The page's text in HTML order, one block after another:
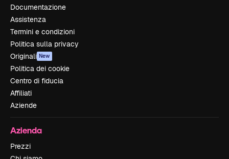
Documentazione
Assistenza
Termini e condizioni
Politica sulla privacy
Originali New
Politica dei cookie
Centro di fiducia
Affiliati
Aziende
Azienda
Prezzi